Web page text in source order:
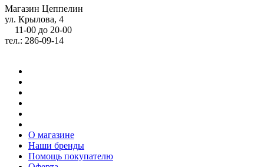
Магазин Цеппелин
ул. Крылова, 4
11-00 до 20-00
тел.: 286-09-14
О магазине
Наши бренды
Помощь покупателю